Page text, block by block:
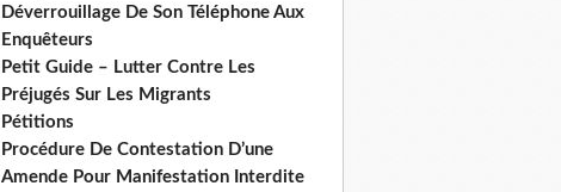
Déverrouillage De Son Téléphone Aux
Enquêteurs
Petit Guide – Lutter Contre Les
Préjugés Sur Les Migrants
Pétitions
Procédure De Contestation D’une
Amende Pour Manifestation Interdite